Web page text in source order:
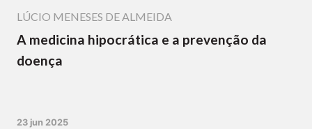
LÚCIO MENESES DE ALMEIDA
A medicina hipocrática e a prevenção da
doença
23 jun 2025